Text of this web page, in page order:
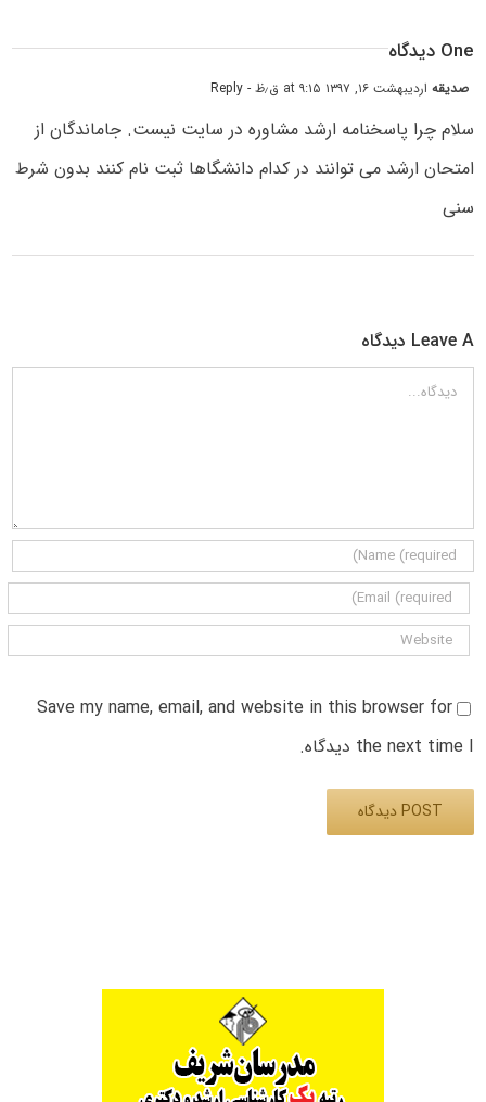
One دیدگاه
صدیقهاردیبهشت ۱۶, ۱۳۹۷ at ۹:۱۵ ق٫ظ - Reply
سلام چرا پاسخنامه ارشد مشاوره در سایت نیست. جاماندگان از
امتحان ارشد می توانند در کدام دانشگاها ثبت نام کنند بدون شرط
سنی
Leave A دیدگاه
دیدگاه
Save my name, email, and website in this browser for
the next time I دیدگاه.